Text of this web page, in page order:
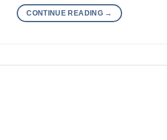
CONTINUE READING →